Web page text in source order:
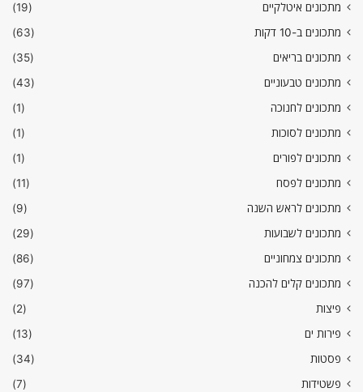
מתכונים איטלקיים
(19)
מתכונים ב-10 דקות
(63)
מתכונים בריאים
(35)
מתכונים טבעוניים
(43)
מתכונים לחנוכה
(1)
מתכונים לסוכות
(1)
מתכונים לפורים
(1)
מתכונים לפסח
(11)
מתכונים לראש השנה
(9)
מתכונים לשבועות
(29)
מתכונים צמחוניים
(86)
מתכונים קלים להכנה
(97)
פיצות
(2)
פירות ים
(13)
פסטות
(34)
פשטידות
(7)